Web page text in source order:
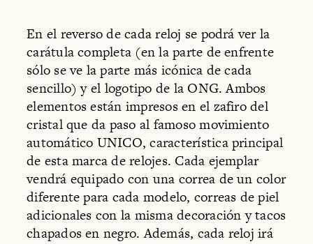
En el reverso de cada reloj se podrá ver la
carátula completa (en la parte de enfrente
sólo se ve la parte más icónica de cada
sencillo) y el logotipo de la ONG. Ambos
elementos están impresos en el zafiro del
cristal que da paso al famoso movimiento
automático UNICO, característica principal
de esta marca de relojes. Cada ejemplar
vendrá equipado con una correa de un color
diferente para cada modelo, correas de piel
adicionales con la misma decoración y tacos
chapados en negro. Además, cada reloj irá